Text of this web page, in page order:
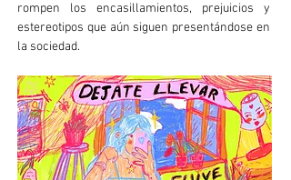
rompen los encasillamientos, prejuicios y
estereotipos que aún siguen presentándose en
la sociedad.